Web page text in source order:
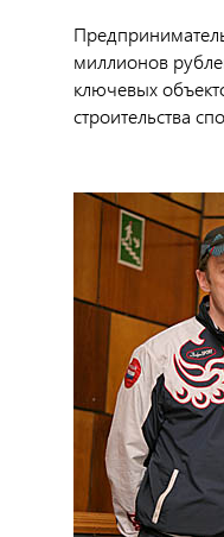
миллионов
ключевых
строительства